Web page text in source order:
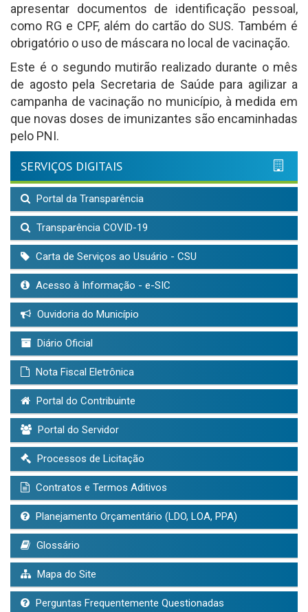
apresentar documentos de identificação pessoal,
como RG e CPF, além do cartão do SUS. Também é
obrigatório o uso de máscara no local de vacinação.
Este é o segundo mutirão realizado durante o mês
de agosto pela Secretaria de Saúde para agilizar a
campanha de vacinação no município, à medida em
que novas doses de imunizantes são encaminhadas
pelo PNI.
SERVIÇOS DIGITAIS
Portal da Transparência
Transparência COVID-19
Carta de Serviços ao Usuário - CSU
Acesso à Informação - e-SIC
Ouvidoria do Município
Diário Oficial
Nota Fiscal Eletrônica
Portal do Contribuinte
Portal do Servidor
Processos de Licitação
Contratos e Termos Aditivos
Planejamento Orçamentário (LDO, LOA, PPA)
Glossário
Mapa do Site
Perguntas Frequentemente Questionadas